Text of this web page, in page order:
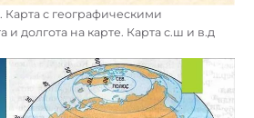
Карта с географическими
долгота на карте. Карта с.ш и в.д